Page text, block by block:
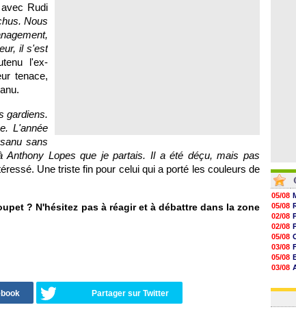
Rudi
Nous
il s'est
l'ex-
tenace,
gardiens.
L'année
sans
Anthony Lopes que je partais. Il a été déçu, mais pas
Une triste fin pour celui qui a porté les couleurs de
? N'hésitez pas à réagir et à débattre dans la zone
Partager sur Twitter
05/08
05/08
02/08
02/08
05/08
03/08
05/08
03/08
03/08